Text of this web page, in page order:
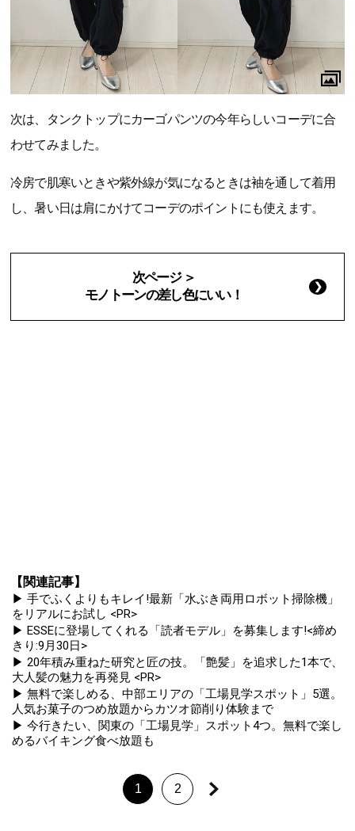
次は、タンクトップにカーゴパンツの今年らしいコーデに合
わせてみました。
冷房で肌寒いときや紫外線が気になるときは袖を通して着用
し、暑い日は肩にかけてコーデのポイントにも使えます。
次ページ ＞
モノトーンの差し色にいい！
【関連記事】
▶ 手でふくよりもキレイ!最新「水ぶき両用ロボット掃除機」
をリアルにお試し <PR>
▶ ESSEに登場してくれる「読者モデル」を募集します!<締め
きり:9月30日>
▶ 20年積み重ねた研究と匠の技。「艶髪」を追求した1本で、
大人髪の魅力を再発見 <PR>
▶ 無料で楽しめる、中部エリアの「工場見学スポット」5選。
人気お菓子のつめ放題からカツオ節削り体験まで
▶ 今行きたい、関東の「工場見学」スポット4つ。無料で楽し
めるバイキング食べ放題も
1 2